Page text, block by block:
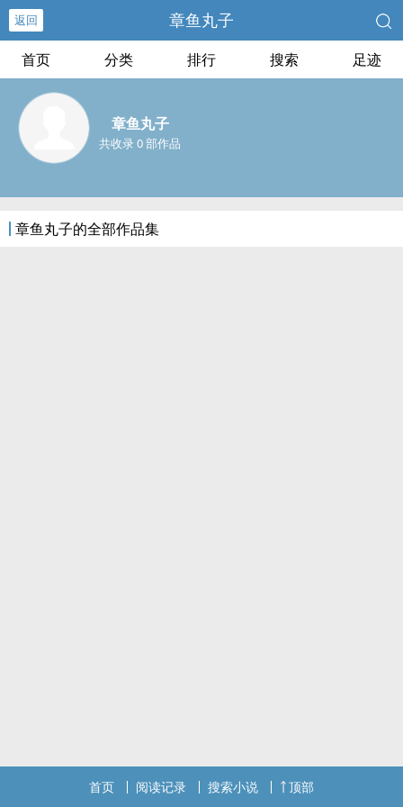
返回 章鱼丸子
首页 分类 排行 搜索 足迹
章鱼丸子
共收录 0 部作品
章鱼丸子的全部作品集
首页 阅读记录 搜索小说 顶部